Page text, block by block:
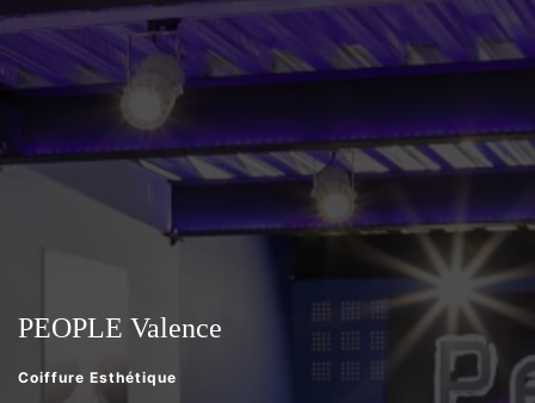
PEOPLE Valence
Coiffure Esthétique